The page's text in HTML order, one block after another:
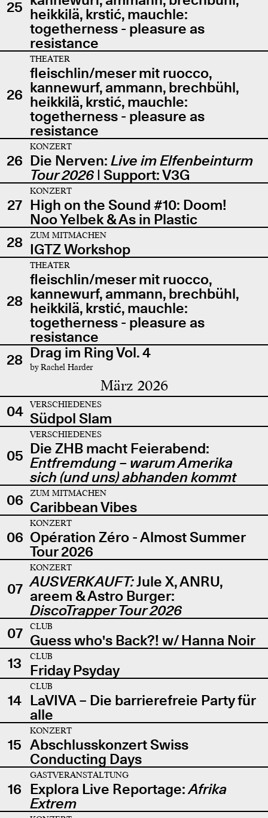
25 heikkilä, krstić, mauchle:
togetherness - pleasure as
resistance
26
THEATER
fleischlin/meser mit ruocco,
kannewurf, ammann, brechbühl,
heikkilä, krstić, mauchle:
togetherness - pleasure as
resistance
26
KONZERT
Die Nerven: Live im Elfenbeinturm
Tour 2026| Support: V3G
27
KONZERT
High on the Sound #10: Doom!
Noo Yelbek & As in Plastic
28
ZUM MITMACHEN
IGTZ Workshop
28
THEATER
fleischlin/meser mit ruocco,
kannewurf, ammann, brechbühl,
heikkilä, krstić, mauchle:
togetherness - pleasure as
resistance
28 Drag im Ring Vol. 4
by Rachel Harder
März 2026
04 VERSCHIEDENES
Südpol Slam
05
VERSCHIEDENES
Die ZHB macht Feierabend:
Entfremdung – warum Amerika
sich (und uns) abhanden kommt
06
ZUM MITMACHEN
Caribbean Vibes
06
KONZERT
Opération Zéro - Almost Summer
Tour 2026
07
KONZERT
AUSVERKAUFT:Jule X, ANRU,
areem & Astro Burger:
DiscoTrapper Tour 2026
07
CLUB
Guess who's Back?! w/ Hanna Noir
13
CLUB
Friday Psyday
14
CLUB
LaVIVA – Die barrierefreie Party für
alle
15
KONZERT
Abschlusskonzert Swiss
Conducting Days
16
GASTVERANSTALTUNG
Explora Live Reportage:Afrika
Extrem